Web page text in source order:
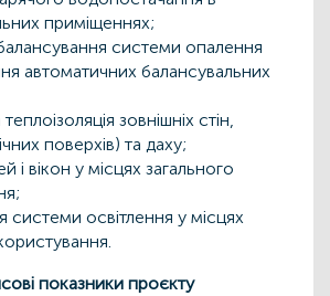
приміщеннях;
балансування системи опалення
автоматичних балансувальних
зовнішніх стін,
поверхів) та даху;
і вікон у місцях загального
системи освітлення у місцях
показники проєкту